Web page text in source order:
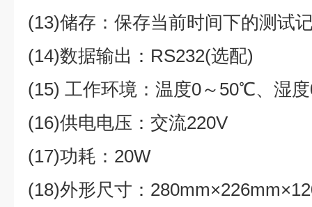
(13)储存：保存当前时间下的测试
(14)数据输出：RS232(选配)
(15) 工作环境：温度0～50℃、湿
(16)供电电压：交流220V
(17)功耗：20W
(18)外形尺寸：